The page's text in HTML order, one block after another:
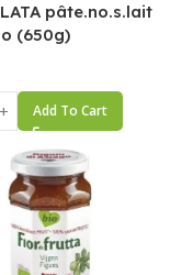
pâte.no.s.lait
(650g)
Add To Cart